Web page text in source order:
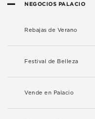
NEGOCIOS PALACIO
Rebajas de Verano
Festival de Belleza
Vende en Palacio